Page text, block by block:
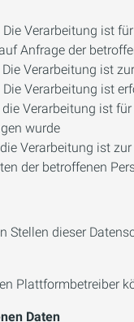
Die Verarbeitung ist
Anfrage der
Die Verarbeitung ist
Die Verarbeitung ist
die Verarbeitung ist
wurde
Verarbeitung ist
der betroffenen
Stellen dieser
Plattformbetreiber
Daten